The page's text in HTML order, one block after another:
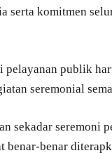
serta komitmen
publik
seremonial
sekadar seremoni
benar-benar